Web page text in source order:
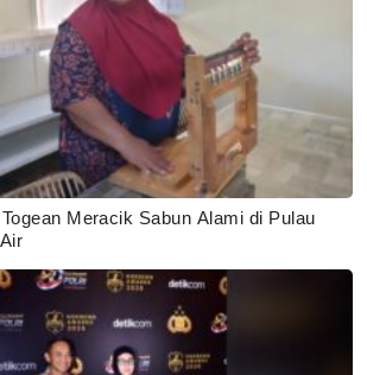
Meracik Sabun Alami di Pulau